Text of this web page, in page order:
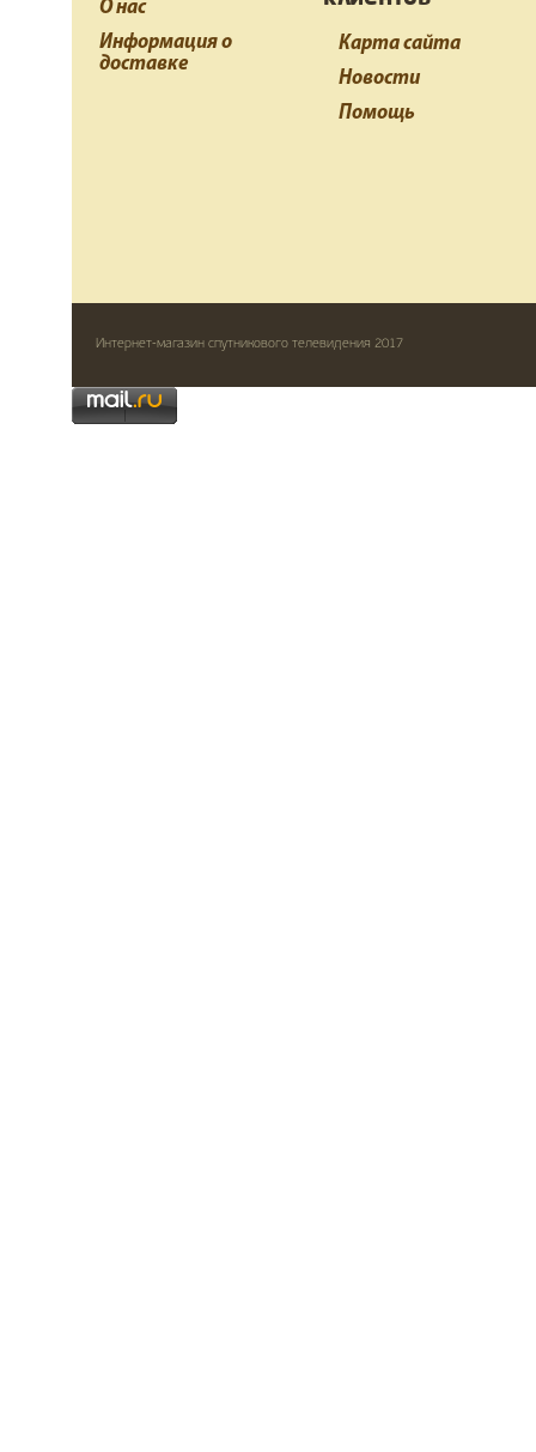
О нас
Информация о
доставке
Карта сайта
Новости
Помощь
Интернет-магазин спутникового телевидения 2017